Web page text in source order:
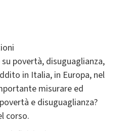
povertà, disuguaglianza,
in Italia, in Europa, nel
misurare ed
e disuguaglianza?
corso.